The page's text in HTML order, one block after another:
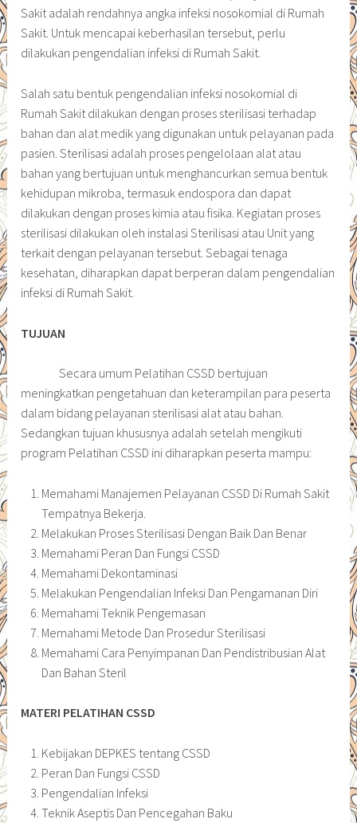
Sakit adalah rendahnya angka infeksi nosokomial di Rumah
Sakit. Untuk mencapai keberhasilan tersebut, perlu
dilakukan pengendalian infeksi di Rumah Sakit.
Salah satu bentuk pengendalian infeksi nosokomial di
Rumah Sakit dilakukan dengan proses sterilisasi terhadap
bahan dan alat medik yang digunakan untuk pelayanan pada
pasien. Sterilisasi adalah proses pengelolaan alat atau
bahan yang bertujuan untuk menghancurkan semua bentuk
kehidupan mikroba, termasuk endospora dan dapat
dilakukan dengan proses kimia atau fisika. Kegiatan proses
sterilisasi dilakukan oleh instalasi Sterilisasi atau Unit yang
terkait dengan pelayanan tersebut. Sebagai tenaga
kesehatan, diharapkan dapat berperan dalam pengendalian
infeksi di Rumah Sakit.
TUJUAN
Secara umum Pelatihan CSSD bertujuan
meningkatkan pengetahuan dan keterampilan para peserta
dalam bidang pelayanan sterilisasi alat atau bahan.
Sedangkan tujuan khususnya adalah setelah mengikuti
program Pelatihan CSSD ini diharapkan peserta mampu:
Memahami Manajemen Pelayanan CSSD Di Rumah Sakit
Tempatnya Bekerja.
Melakukan Proses Sterilisasi Dengan Baik Dan Benar
Memahami Peran Dan Fungsi CSSD
Memahami Dekontaminasi
Melakukan Pengendalian Infeksi Dan Pengamanan Diri
Memahami Teknik Pengemasan
Memahami Metode Dan Prosedur Sterilisasi
Memahami Cara Penyimpanan Dan Pendistribusian Alat
Dan Bahan Steril
MATERI PELATIHAN CSSD
Kebijakan DEPKES tentang CSSD
Peran Dan Fungsi CSSD
Pengendalian Infeksi
Teknik Aseptis Dan Pencegahan Baku